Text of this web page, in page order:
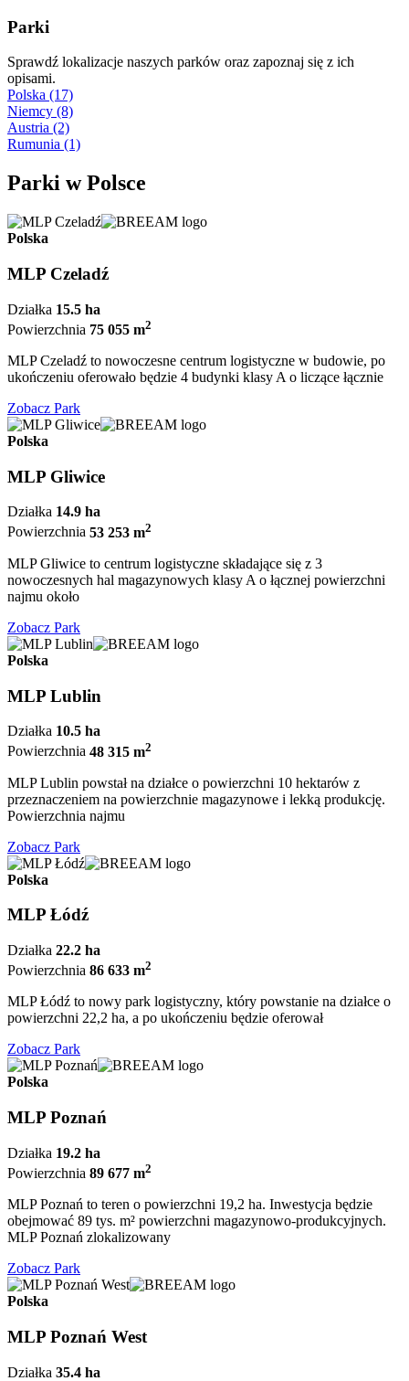
Parki
Sprawdź lokalizacje naszych parków oraz zapoznaj się z ich
opisami.
Polska (17)
Niemcy (8)
Austria (2)
Rumunia (1)
Parki w Polsce
Polska
MLP Czeladź
Działka 15.5 ha
Powierzchnia 75 055 m2
MLP Czeladź to nowoczesne centrum logistyczne w budowie, po
ukończeniu oferowało będzie 4 budynki klasy A o liczące łącznie
Zobacz Park
Polska
MLP Gliwice
Działka 14.9 ha
Powierzchnia 53 253 m2
MLP Gliwice to centrum logistyczne składające się z 3
nowoczesnych hal magazynowych klasy A o łącznej powierzchni
najmu około
Zobacz Park
Polska
MLP Lublin
Działka 10.5 ha
Powierzchnia 48 315 m2
MLP Lublin powstał na działce o powierzchni 10 hektarów z
przeznaczeniem na powierzchnie magazynowe i lekką produkcję.
Powierzchnia najmu
Zobacz Park
Polska
MLP Łódź
Działka 22.2 ha
Powierzchnia 86 633 m2
MLP Łódź to nowy park logistyczny, który powstanie na działce o
powierzchni 22,2 ha, a po ukończeniu będzie oferował
Zobacz Park
Polska
MLP Poznań
Działka 19.2 ha
Powierzchnia 89 677 m2
MLP Poznań to teren o powierzchni 19,2 ha. Inwestycja będzie
obejmować 89 tys. m² powierzchni magazynowo-produkcyjnych.
MLP Poznań zlokalizowany
Zobacz Park
Polska
MLP Poznań West
Działka 35.4 ha